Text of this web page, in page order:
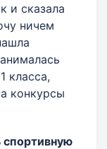
и сказала
ничем
класса,
конкурсы